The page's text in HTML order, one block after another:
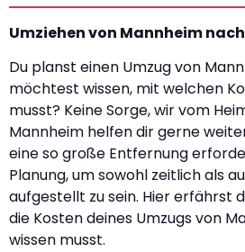
Umziehen von Mannheim
Du planst einen Umzug von
möchtest wissen, mit welchen
musst? Keine Sorge, wir vom
Mannheim helfen dir gerne
eine so große Entfernung
Planung, um sowohl zeitlich als
aufgestellt zu sein. Hier erfährst
die Kosten deines Umzugs von
wissen musst.